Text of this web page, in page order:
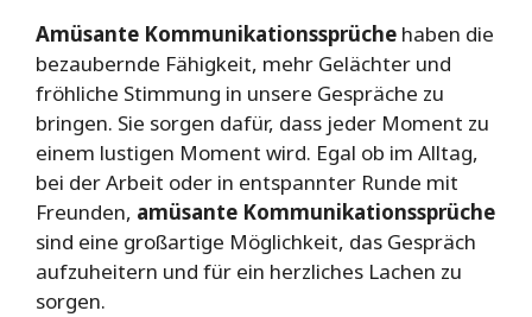
Amüsante Kommunikationssprüche haben die
bezaubernde Fähigkeit, mehr Gelächter und
fröhliche Stimmung in unsere Gespräche zu
bringen. Sie sorgen dafür, dass jeder Moment zu
einem lustigen Moment wird. Egal ob im Alltag,
bei der Arbeit oder in entspannter Runde mit
Freunden, amüsante Kommunikationssprüche
sind eine großartige Möglichkeit, das Gespräch
aufzuheitern und für ein herzliches Lachen zu
sorgen.